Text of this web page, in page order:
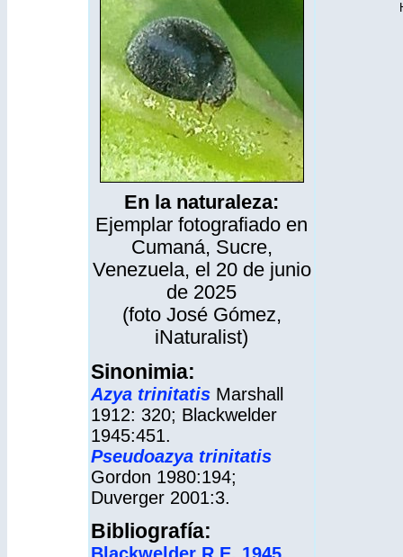
En la naturaleza:
Ejemplar fotografiado en
Cumaná, Sucre,
Venezuela, el 20 de junio
de 2025
(foto José Gómez,
iNaturalist)
Sinonimia:
Azya trinitatis Marshall
1912: 320; Blackwelder
1945:451.
Pseudoazya trinitatis
Gordon 1980:194;
Duverger 2001:3.
Bibliografía: